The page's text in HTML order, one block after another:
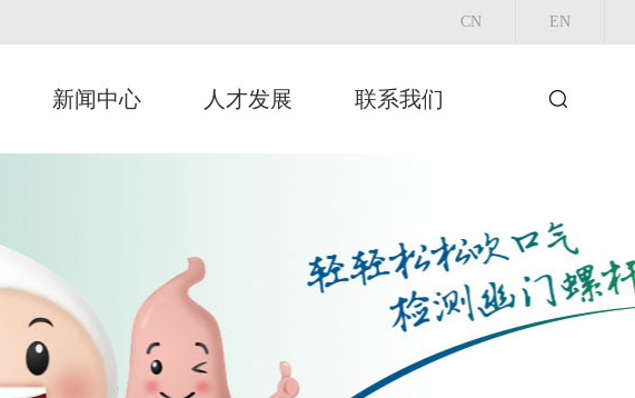
CN EN
新闻中心 人才发展 联系我们